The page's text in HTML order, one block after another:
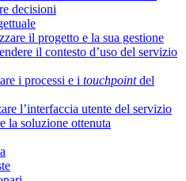
decisioni
il progetto e la sua gestione
il contesto d’uso del servizio
i processi e i touchpointdel
l’interfaccia utente del servizio
la soluzione ottenuta